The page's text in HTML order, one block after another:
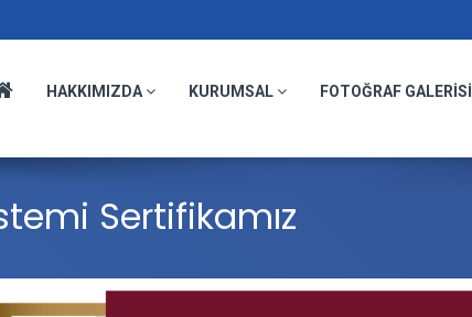
HAKKIMIZDA KURUMSAL FOTOĞRAF GALERİSİ
Sertifikamız